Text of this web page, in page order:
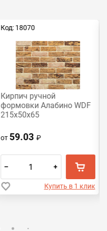
Код: 18070
Кирпич ручной
формовки Алабино WDF
215x50x65
от 59.03₽
– +
Купить в 1 клик